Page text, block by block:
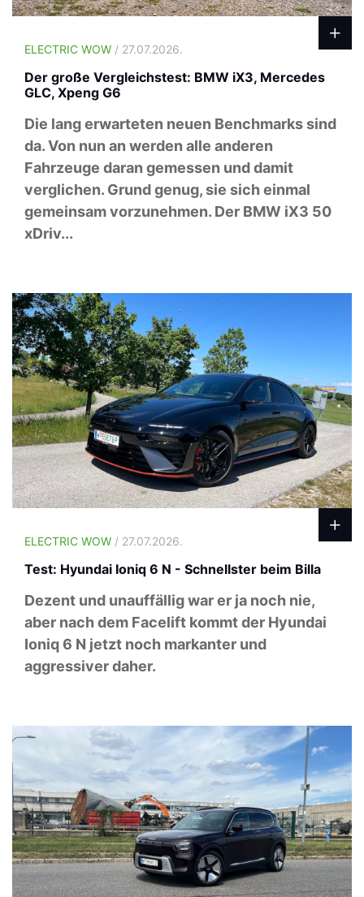
ELECTRIC WOW / 27.07.2026.
Der große Vergleichstest: BMW iX3, Mercedes
GLC, Xpeng G6
Die lang erwarteten neuen Benchmarks sind
da. Von nun an werden alle anderen
Fahrzeuge daran gemessen und damit
verglichen. Grund genug, sie sich einmal
gemeinsam vorzunehmen. Der BMW iX3 50
xDriv...
ELECTRIC WOW / 27.07.2026.
Test: Hyundai Ioniq 6 N - Schnellster beim Billa
Dezent und unauffällig war er ja noch nie,
aber nach dem Facelift kommt der Hyundai
Ioniq 6 N jetzt noch markanter und
aggressiver daher.